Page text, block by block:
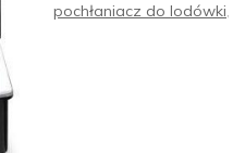
pochłaniacz do lodówki,